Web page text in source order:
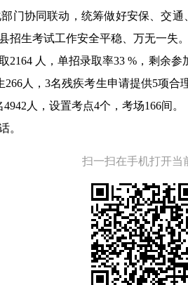
门协同联动，统筹做好安保、交
招生考试工作安全平稳、万无一失。
人，单招录取率33 %，剩余
266人，3名残疾考生申请提供5项
人，设置考点4个，考场166间。
。
扫一扫在手机打开当